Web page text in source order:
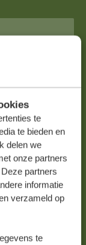
te
te bieden en
delen we
onze partners
partners
informatie
verzameld op
te
en
voor mijn